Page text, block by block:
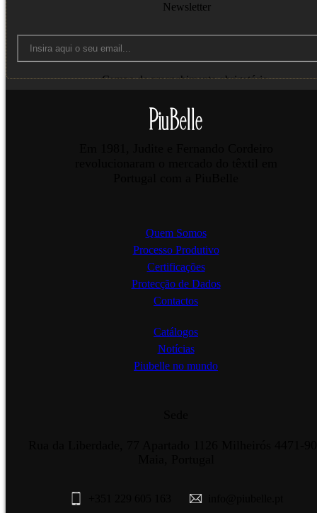
Newsletter
Campo de preenchimento obrigatório.
Enviar
Quem Somos
Processo Produtivo
Certificações
Protecção de Dados
Contactos
Catálogos
Notícias
Piubelle no mundo